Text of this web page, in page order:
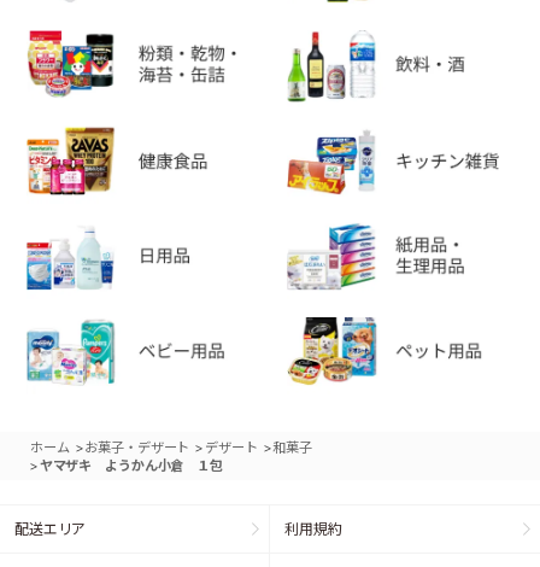
ホーム >お菓子・デザート > デザート >和菓子
>ヤマザキ ようかん小倉 １包
配送エリア 利用規約